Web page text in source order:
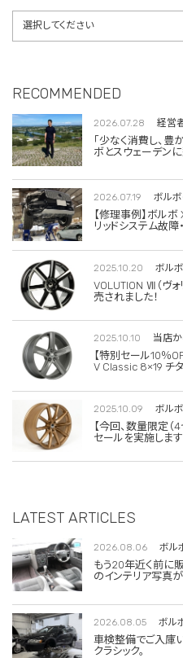
RECOMMENDED
2026.07.28 経営
「少なく消費し、豊
ボとスウェーデン
2026.07.19 ボルボ
【修理事例】ボル
リッドシステム故障
2025.10.20 ボル
VOLUTION Ⅶ（ヴ
売されました！
2025.10.10 当店
【特別セール10％OFF！】 HEICO SPORTIV
V Classic 8×19 チ
2025.10.09 ボル
【今回、数量限定
セールを実施します
LATEST ARTICLES
2026.08.06 ボル
もう20年近く前に
のインテリア写真が
2026.08.05 ボル
車検整備でご入庫
クラシック。